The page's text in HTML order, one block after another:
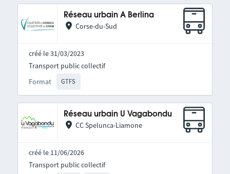
Réseau urbain A Berlina
Corse-du-Sud
créé le 31/03/2023
Format GTFS
Transport public collectif
Réseau urbain U Vagabondu
CC Spelunca-Liamone
créé le 11/06/2026
Transport public collectif